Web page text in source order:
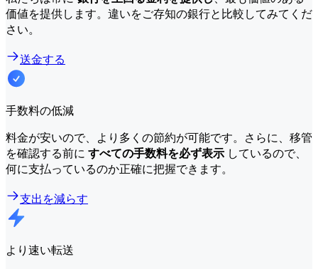
価値を提供します。違いをご存知の銀行と比較してみてくだ
さい。
送金する
手数料の低減
料金が安いので、より多くの節約が可能です。さらに、移管
を確認する前に すべての手数料を必ず表示 しているので、
何に支払っているのか正確に把握できます。
支出を減らす
より速い転送